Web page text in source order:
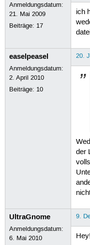
Anmeldungsdatum:
21. Mai 2009
Beiträge: 17
ich
easelpeasel
Anmeldungsdatum:
2. April 2010
Beiträge: 10
20.
der
UltraGnome
Anmeldungsdatum:
6. Mai 2010
9.
Hey!